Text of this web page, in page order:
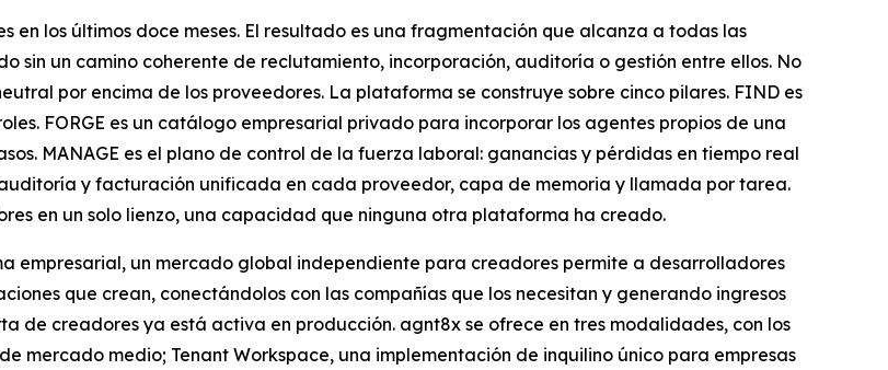
en los últimos doce meses. El resultado es una fragmentación que alcanza a todas las
sin un camino coherente de reclutamiento, incorporación, auditoría o gestión entre ellos. No
por encima de los proveedores. La plataforma se construye sobre cinco pilares. FIND es
FORGE es un catálogo empresarial privado para incorporar los agentes propios de una
MANAGE es el plano de control de la fuerza laboral: ganancias y pérdidas en tiempo real
y facturación unificada en cada proveedor, capa de memoria y llamada por tarea.
en un solo lienzo, una capacidad que ninguna otra plataforma ha creado.
empresarial, un mercado global independiente para creadores permite a desarrolladores
que crean, conectándolos con las compañías que los necesitan y generando ingresos
de creadores ya está activa en producción. agnt8x se ofrece en tres modalidades, con los
mercado medio; Tenant Workspace, una implementación de inquilino único para empresas